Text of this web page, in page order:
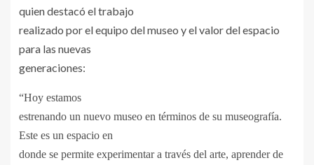
quien destacó el trabajo
realizado por el equipo del museo y el valor del espacio
para las nuevas
generaciones:
“Hoy estamos
estrenando un nuevo museo en términos de su museografía.
Este es un espacio en
donde se permite experimentar a través del arte, aprender de